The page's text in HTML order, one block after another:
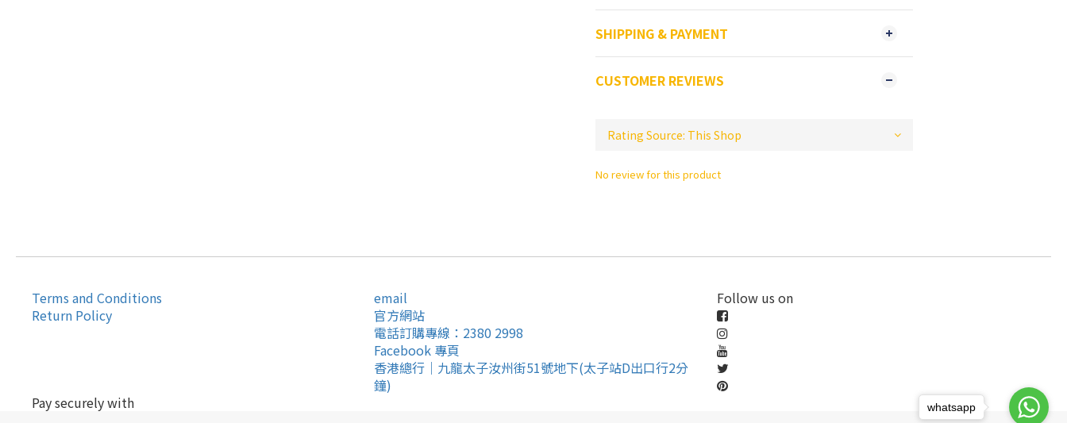
SHIPPING & PAYMENT
CUSTOMER REVIEWS
No review for this product
Terms and Conditions
Return Policy
email
官方網站
電話訂購專線：2380 2998
Facebook 專頁
香港總行｜九龍太子汝州街51號地下(太子站D出口行2分
鐘)
Follow us on
Pay securely with whatsapp